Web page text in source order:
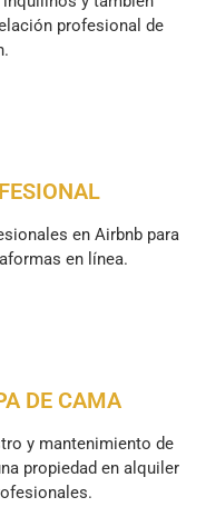
profesional de
en Airbnb para
en línea.
DE CAMA
y mantenimiento de
propiedad en alquiler